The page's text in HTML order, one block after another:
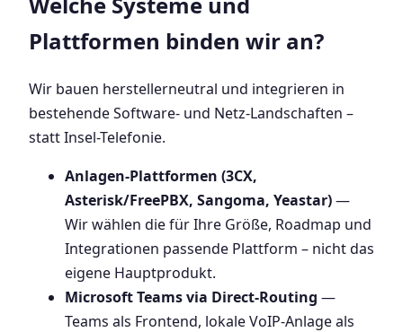
Plattformen binden wir an?
Wir bauen herstellerneutral und integrieren in
bestehende Software- und Netz-Landschaften –
statt Insel-Telefonie.
Anlagen-Plattformen (3CX,
Asterisk/FreePBX, Sangoma, Yeastar)—
Wir wählen die für Ihre Größe, Roadmap und
Integrationen passende Plattform – nicht das
eigene Hauptprodukt.
Microsoft Teams via Direct-Routing —
Teams als Frontend, lokale VoIP-Anlage als